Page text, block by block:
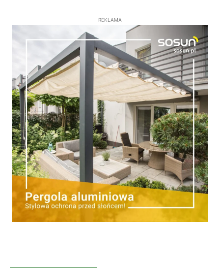
REKLAMA